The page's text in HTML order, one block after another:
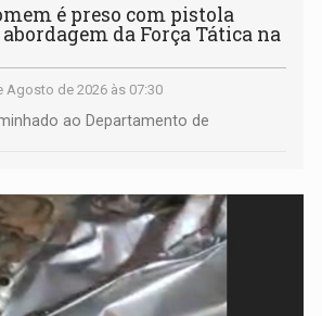
é preso com pistola
da Força Tática na
Agosto de 2026 às 07:30
ao Departamento de